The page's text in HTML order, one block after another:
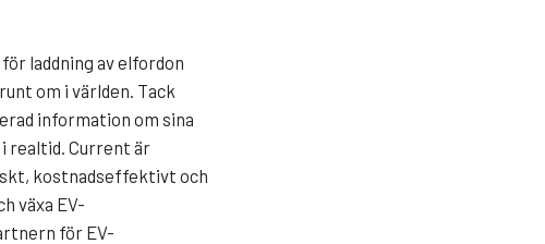
laddning av elfordon
om i världen. Tack
information om sina
realtid. Current är
kostnadseffektivt och
växa EV-
för EV-